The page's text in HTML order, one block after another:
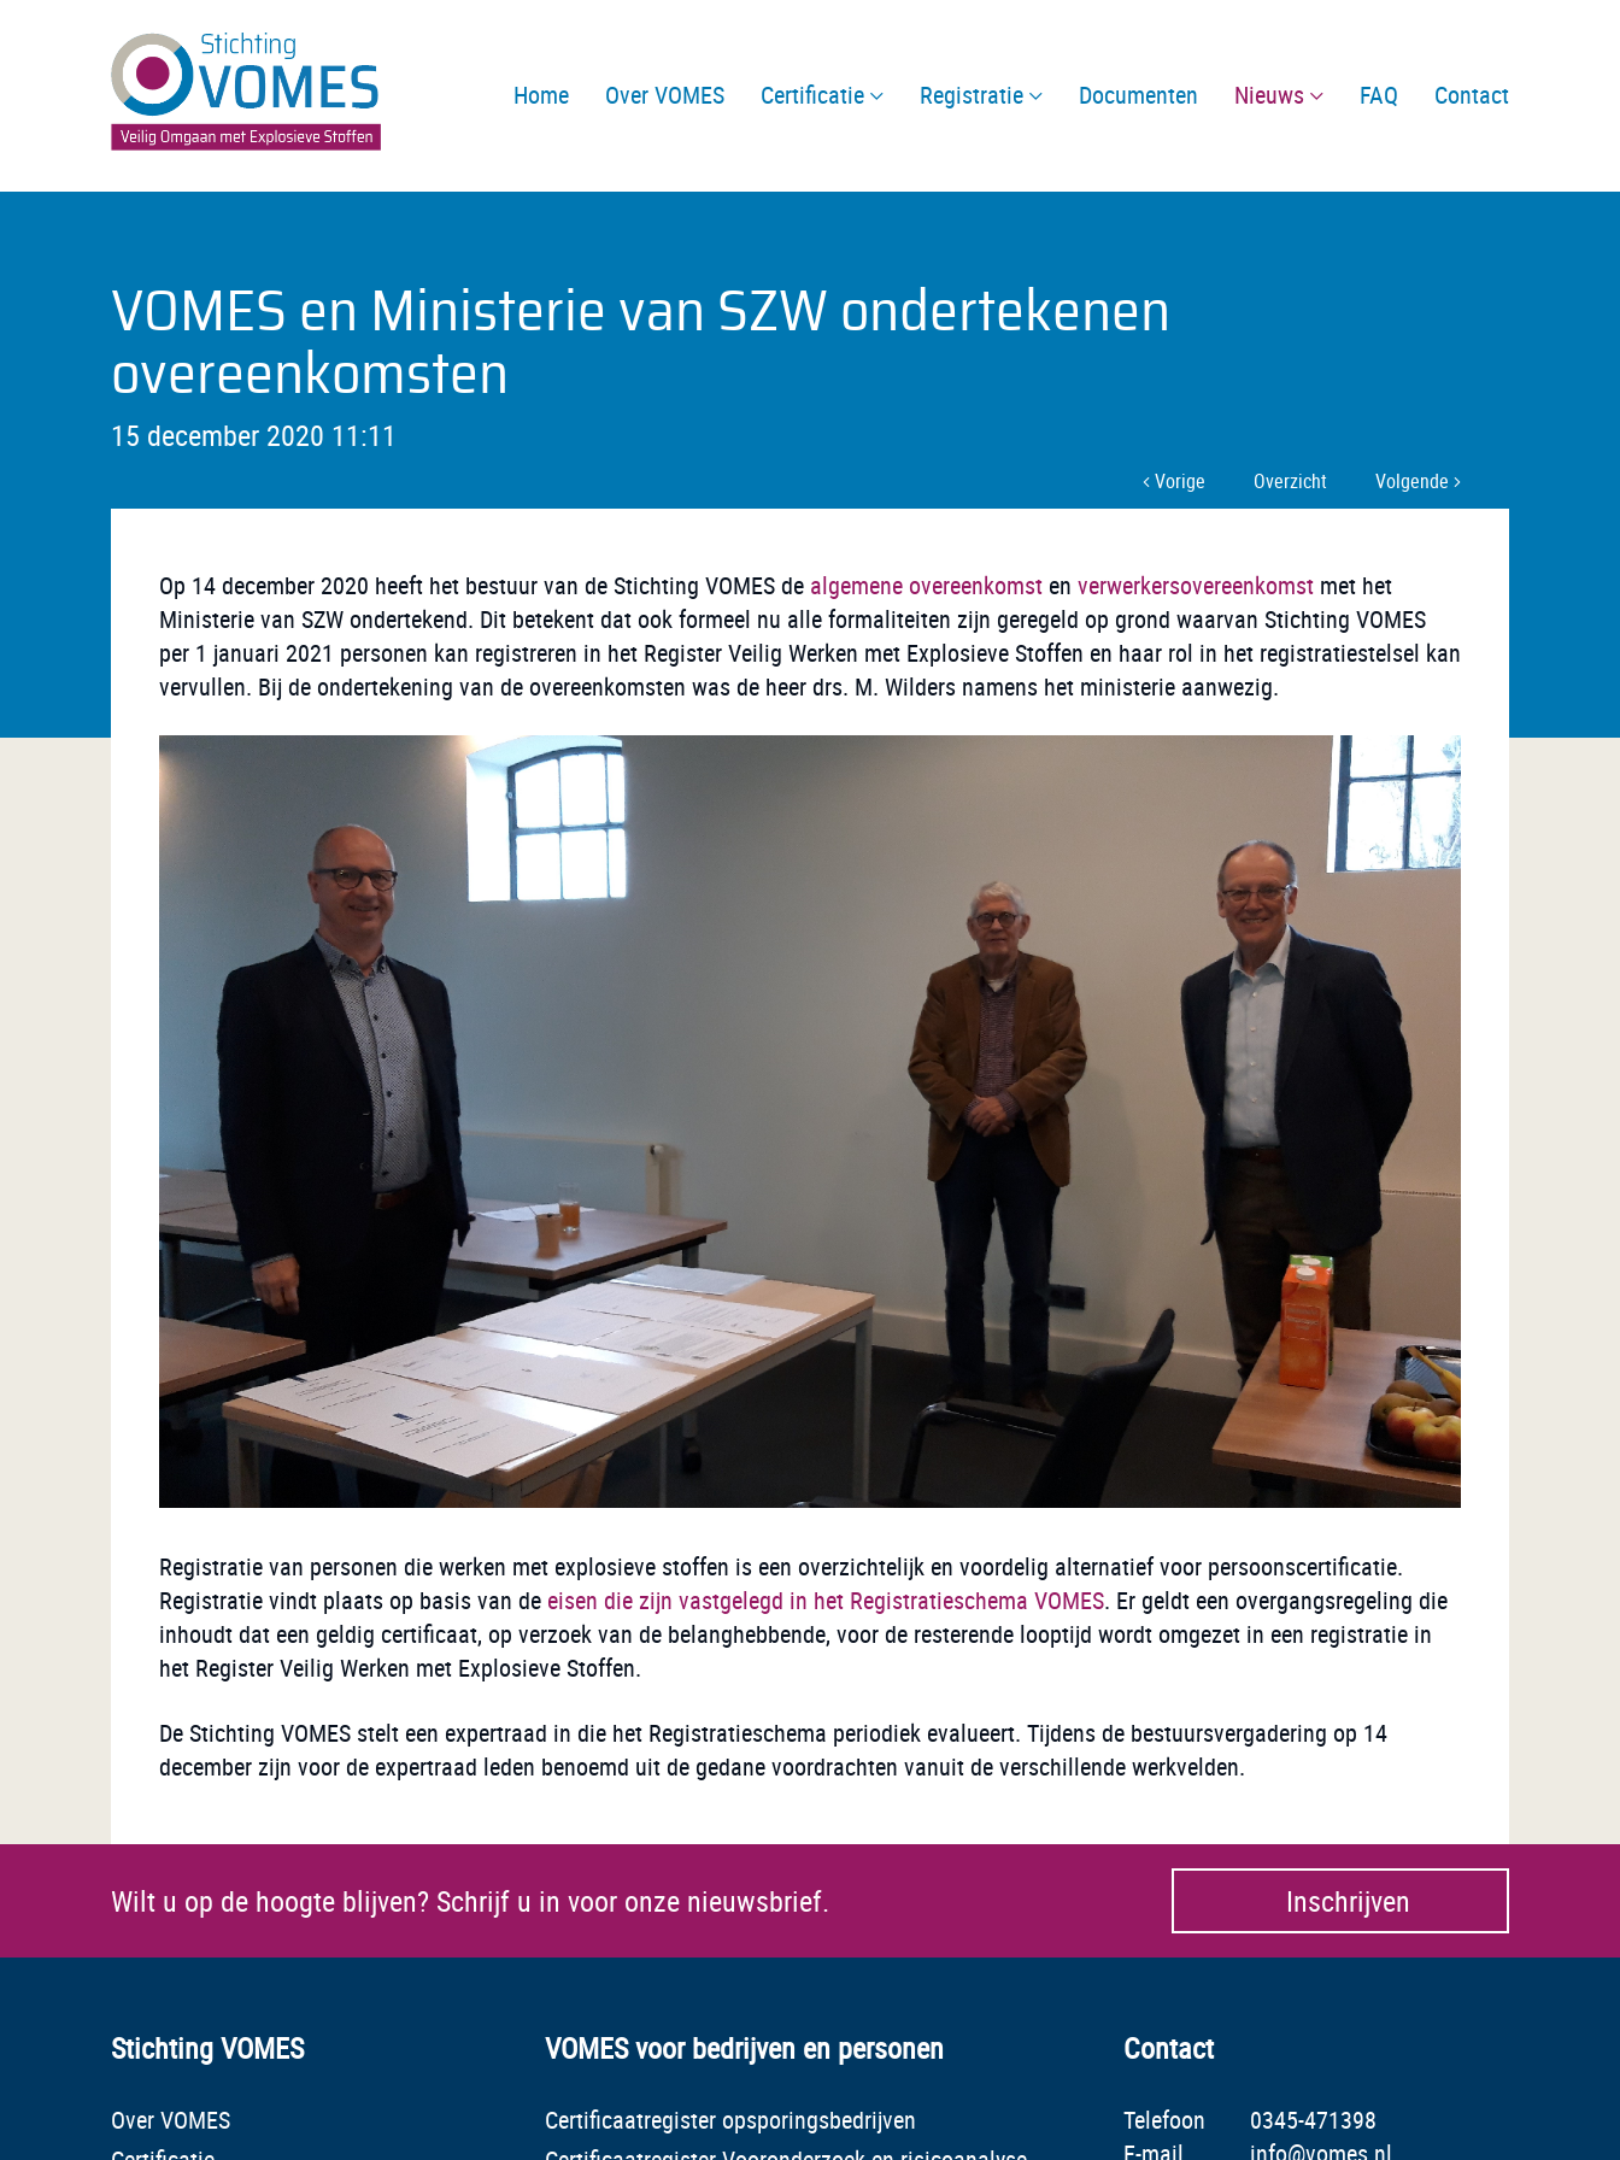
Home Over VOMES Certificatie Registratie Documenten Nieuws FAQ Contact
VOMES en Ministerie van SZW ondertekenen
overeenkomsten
15 december 2020 11:11
Vorige Overzicht Volgende
Op 14 december 2020 heeft het bestuur van de Stichting VOMES de algemene overeenkomst en verwerkersovereenkomst met het
Ministerie van SZW ondertekend. Dit betekent dat ook formeel nu alle formaliteiten zijn geregeld op grond waarvan Stichting VOMES
per 1 januari 2021 personen kan registreren in het Register Veilig Werken met Explosieve Stoffen en haar rol in het registratiestelsel kan
vervullen. Bij de ondertekening van de overeenkomsten was de heer drs. M. Wilders namens het ministerie aanwezig.
Registratie van personen die werken met explosieve stoffen is een overzichtelijk en voordelig alternatief voor persoonscertificatie.
Registratie vindt plaats op basis van de eisen die zijn vastgelegd in het Registratieschema VOMES. Er geldt een overgangsregeling die
inhoudt dat een geldig certificaat, op verzoek van de belanghebbende, voor de resterende looptijd wordt omgezet in een registratie in
het Register Veilig Werken met Explosieve Stoffen.
De Stichting VOMES stelt een expertraad in die het Registratieschema periodiek evalueert. Tijdens de bestuursvergadering op 14
december zijn voor de expertraad leden benoemd uit de gedane voordrachten vanuit de verschillende werkvelden.
Wilt u op de hoogte blijven? Schrijf u in voor onze nieuwsbrief. Inschrijven
Stichting VOMES
Over VOMES
VOMES voor bedrijven en personen
Certificaatregister opsporingsbedrijven
Contact
Telefoon
0345-471398